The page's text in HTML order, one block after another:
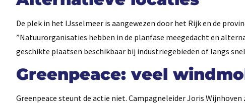
De plek in het IJsselmeer is aangewezen door het Rijk en de
”Natuurorganisaties hebben in de planfase meegedacht en
geschikte plaatsen beschikbaar bij industriegebieden of langs
Greenpeace: veel
Greenpeace steunt de actie niet. Campagneleider Joris Wijnhoven